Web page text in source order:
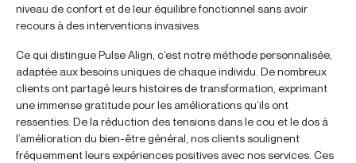
niveau de confort et de leur équilibre fonctionnel sans avoir
recours à des interventions invasives.
Ce qui distingue Pulse Align, c’est notre méthode personnalisée,
adaptée aux besoins uniques de chaque individu. De nombreux
clients ont partagé leurs histoires de transformation, exprimant
une immense gratitude pour les améliorations qu’ils ont
ressenties. De la réduction des tensions dans le cou et le dos à
l’amélioration du bien-être général, nos clients soulignent
fréquemment leurs expériences positives avec nos services. Ces